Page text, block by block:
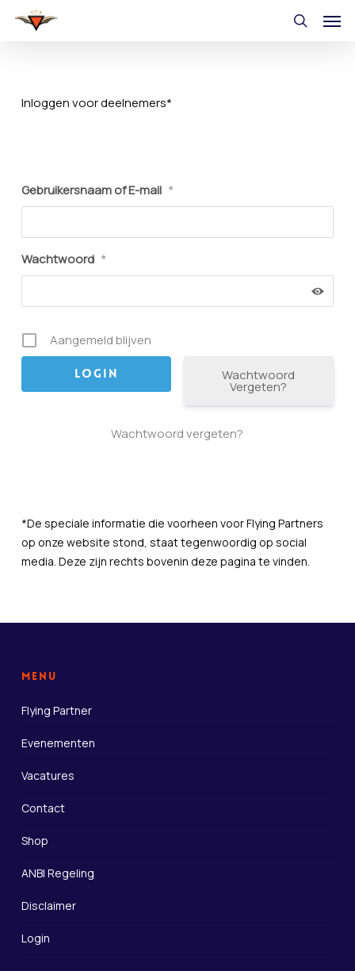
Inloggen voor deelnemers*
Gebruikersnaam of E-mail *
Wachtwoord *
Aangemeld blijven
Wachtwoord
Vergeten?
Wachtwoord vergeten?
*De speciale informatie die voorheen voor Flying Partners
op onze website stond, staat tegenwoordig op social
media. Deze zijn rechts bovenin deze pagina te vinden.
Menu
Flying Partner
Evenementen
Vacatures
Contact
Shop
ANBI Regeling
Disclaimer
Login